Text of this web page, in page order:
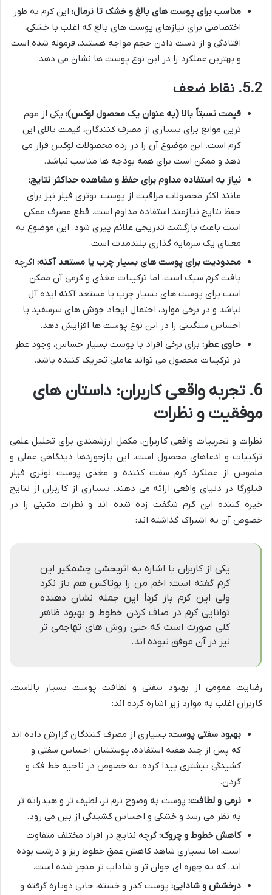
مناسب برای پوست های بالغ و خشک تا نرمال: این کرم به طور
اختصاصی برای نیازهای پوست های بالغ که اغلب با خشکی،
افتادگی و از دست دادن حجم مواجه هستند، فرموله شده است
و بهترین عملکرد را در این نوع پوست ها نشان می دهد.
5.2. نقاط ضعف
قیمت نسبتاً بالا (به عنوان یک محصول لوکس): یکی از مهم
ترین موانع برای بسیاری از مصرف کنندگان، قیمت بالای این
کرم است. این موضوع آن را در رده محصولات لوکس قرار می
دهد و ممکن است برای همه بودجه ها مناسب نباشد.
نیاز به استفاده مداوم برای حفظ و مشاهده حداکثر نتایج:
مانند اکثر محصولات مراقبت از پوست، نوتری فیلر نیز برای
حفظ نتایج نیازمند استفاده مداوم است. قطع مصرف ممکن
است باعث بازگشت تدریجی علائم پیری شود. این موضوع به
معنای یک سرمایه گذاری بلندمدت است.
محدودیت برای پوست های بسیار چرب یا مستعد آکنه: اگرچه
بافت کرم سبک است، اما ترکیبات مغذی و کرمی آن ممکن
است برای پوست های بسیار چرب یا مستعد آکنه ایده آل
نباشد و در برخی موارد، احتمال ایجاد جوش های سرسفید یا
احساس سنگینی را در این نوع پوست ها افزایش دهد.
حاوی عطر: برای برخی افراد با پوست بسیار حساس، وجود عطر
در ترکیبات محصول می تواند عاملی تحریک کننده باشد.
6. تجربه واقعی کاربران: داستان های
موفقیت و نظرات
نظرات و تجربیات واقعی کاربران، مکمل ارزشمندی برای تحلیل علمی
ترکیبات و ادعاهای محصول است. این بازخوردها دیدگاهی عملی و
ملموس از عملکرد کرم سفت کننده و مغذی پوست نوتری فیلر
فیلورگا در دنیای واقعی ارائه می دهند. بسیاری از کاربران از نتایج
خیره کننده این کرم شگفت زده شده اند و نظرات مثبتی را در
خصوص آن به اشتراک گذاشته اند:
یکی از کاربران با اشاره به اثربخشی چشمگیر این
کرم گفته است: اخم من را بوتاکس هم باز نکرد
ولی این کرم باز کرد! این جمله نشان دهنده
توانایی کرم در صاف کردن خطوط و بهبود ظاهر
کلی صورت است که حتی روش های تهاجمی تر
نیز در آن موفق نبوده اند.
رضایت عمومی از بهبود سفتی و لطافت پوست بسیار بالاست.
کاربران اغلب به موارد زیر اشاره کرده اند:
بهبود سفتی پوست: بسیاری از مصرف کنندگان گزارش داده اند
که پس از چند هفته استفاده، پوستشان احساس سفتی و
کشیدگی بیشتری پیدا کرده، به خصوص در ناحیه خط فک و
گردن.
نرمی و لطافت: پوست به وضوح نرم تر، لطیف تر و هیدراته تر
به نظر می رسد و خشکی و احساس کشیدگی از بین می رود.
کاهش خطوط و چروک: گرچه نتایج در افراد مختلف متفاوت
است، اما بسیاری شاهد کاهش عمق خطوط ریز و درشت بوده
اند، که به چهره ای جوان تر و شاداب تر منجر شده است.
درخشش و شادابی: پوست کدر و خسته، جانی دوباره گرفته و